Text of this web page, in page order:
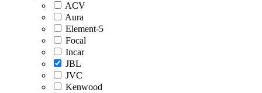
ACV
Aura
Element-5
Focal
Incar
JBL
JVC
Kenwood